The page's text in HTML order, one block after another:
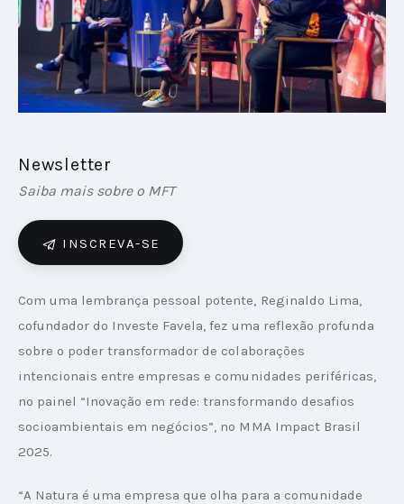
PODCAST
PLAYBOOKS
Newsletter
Saiba mais sobre o MFT
INSCREVA-SE
Com uma lembrança pessoal potente, Reginaldo Lima,
cofundador do Investe Favela, fez uma reflexão profunda
sobre o poder transformador de colaborações
intencionais entre empresas e comunidades periféricas,
no painel “Inovação em rede: transformando desafios
socioambientais em negócios”, no MMA Impact Brasil
2025.
“A Natura é uma empresa que olha para a comunidade